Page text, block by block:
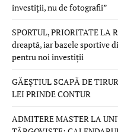
investiții, nu de fotografii”
SPORTUL, PRIORITATE
dreaptă, iar bazele sportive
pentru noi investiții
GĂEȘTIUL SCAPĂ DE
LEI PRINDE CONTUR
ADMITERE MASTER LA